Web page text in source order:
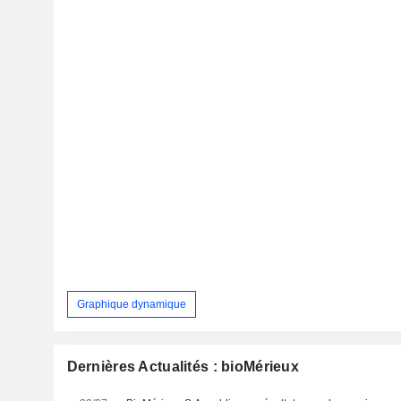
Graphique dynamique
Dernières Actualités : bioMérieux